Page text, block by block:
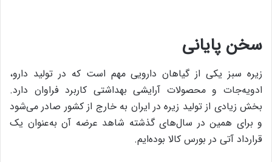
سخن پایانی
زیره سبز یکی از گیاهان دارویی مهم است که در تولید دارو،
ادویه‌جات و محصولات آرایشی بهداشتی کاربرد فراوان دارد.
بخش زیادی از تولید زیره در ایران به خارج از کشور صادر می‌شود
و برای همین در سال‌های گذشته شاهد عرضه آن به‌عنوان یک
قرارداد آتی در بورس کالا بوده‌ایم.